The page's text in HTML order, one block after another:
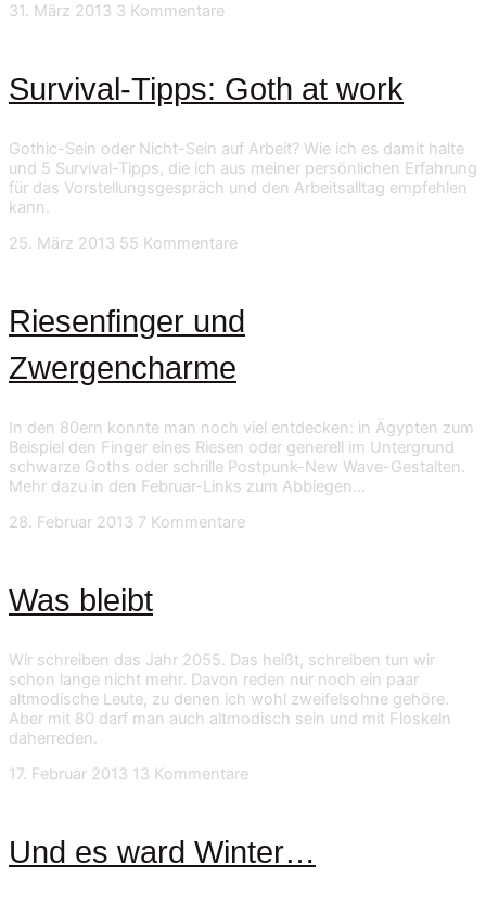
31. März 2013 3 Kommentare
Survival-Tipps: Goth at work
Gothic-Sein oder Nicht-Sein auf Arbeit? Wie ich es damit halte
und 5 Survival-Tipps, die ich aus meiner persönlichen Erfahrung
für das Vorstellungsgespräch und den Arbeitsalltag empfehlen
kann.
25. März 2013 55 Kommentare
Riesenfinger und
Zwergencharme
In den 80ern konnte man noch viel entdecken: in Ägypten zum
Beispiel den Finger eines Riesen oder generell im Untergrund
schwarze Goths oder schrille Postpunk-New Wave-Gestalten.
Mehr dazu in den Februar-Links zum Abbiegen…
28. Februar 2013 7 Kommentare
Was bleibt
Wir schreiben das Jahr 2055. Das heißt, schreiben tun wir
schon lange nicht mehr. Davon reden nur noch ein paar
altmodische Leute, zu denen ich wohl zweifelsohne gehöre.
Aber mit 80 darf man auch altmodisch sein und mit Floskeln
daherreden.
17. Februar 2013 13 Kommentare
Und es ward Winter…